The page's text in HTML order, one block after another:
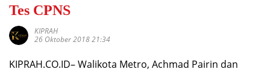
Tes CPNS
KIPRAH
26 Oktober 2018 21:34
KIPRAH.CO.ID– Walikota Metro, Achmad Pairin dan